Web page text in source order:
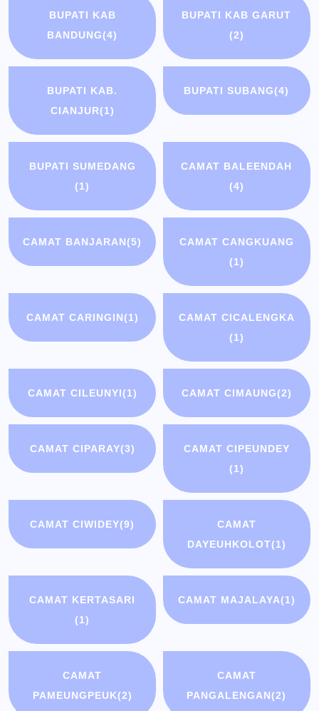
BUPATI KAB
BANDUNG(4)
BUPATI KAB GARUT
(2)
BUPATI KAB.
CIANJUR(1)
BUPATI SUBANG(4)
BUPATI SUMEDANG
(1)
CAMAT BALEENDAH
(4)
CAMAT BANJARAN(5)
CAMAT CANGKUANG
(1)
CAMAT CARINGIN(1)
CAMAT CICALENGKA
(1)
CAMAT CILEUNYI(1) CAMAT CIMAUNG(2)
CAMAT CIPARAY(3)
CAMAT CIPEUNDEY
(1)
CAMAT CIWIDEY(9)
CAMAT
DAYEUHKOLOT(1)
CAMAT KERTASARI
(1)
CAMAT MAJALAYA(1)
CAMAT
PAMEUNGPEUK(2)
CAMAT
PANGALENGAN(2)